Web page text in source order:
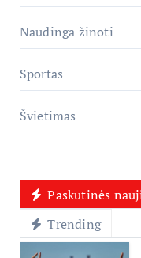
Naudinga žinoti
Sportas
Švietimas
Paskutinės
Trending